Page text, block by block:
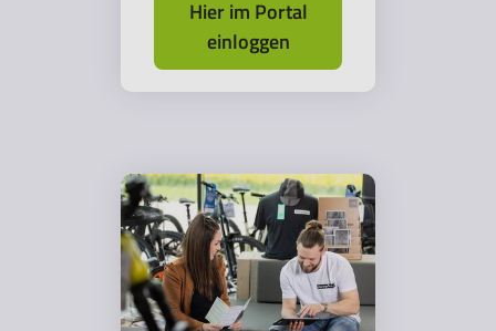
Hier im Portal
einloggen